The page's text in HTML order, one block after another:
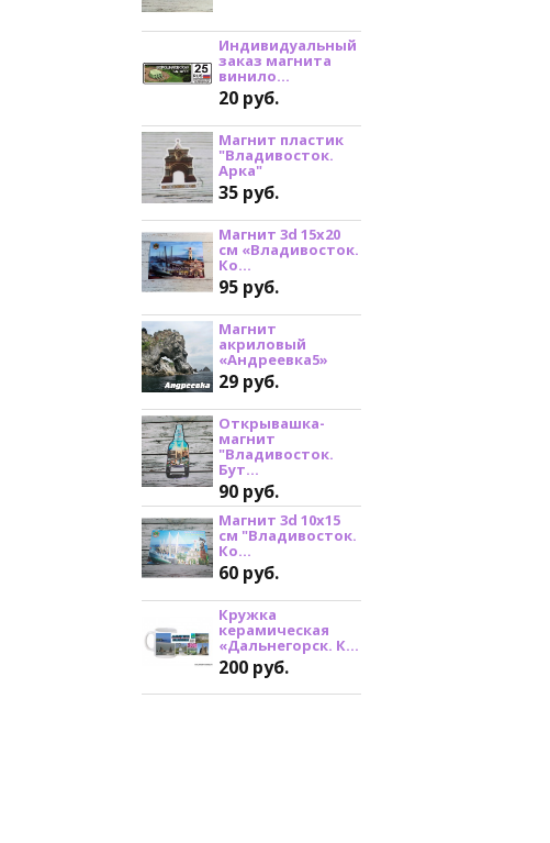
Индивидуальный
заказ магнита
винило...
20 руб.
Магнит пластик
"Владивосток.
Арка"
35 руб.
Магнит 3d 15х20
см «Владивосток.
Ко...
95 руб.
Магнит
акриловый
«Андреевка5»
29 руб.
Открывашка-
магнит
"Владивосток.
Бут...
90 руб.
Магнит 3d 10х15
см "Владивосток.
Ко...
60 руб.
Кружка
керамическая
«Дальнегорск. К...
200 руб.